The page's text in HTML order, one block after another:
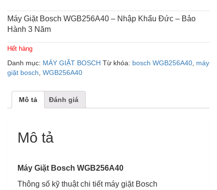
Máy Giặt Bosch WGB256A40 – Nhập Khẩu Đức – Bảo
Hành 3 Năm
Hết hàng
Danh mục: MÁY GIẶT BOSCH Từ khóa: bosch WGB256A40, máy
giặt bosch, WGB256A40
Mô tả Đánh giá
Mô tả
Máy Giặt Bosch WGB256A40
Thông số kỹ thuật chi tiết máy giặt Bosch